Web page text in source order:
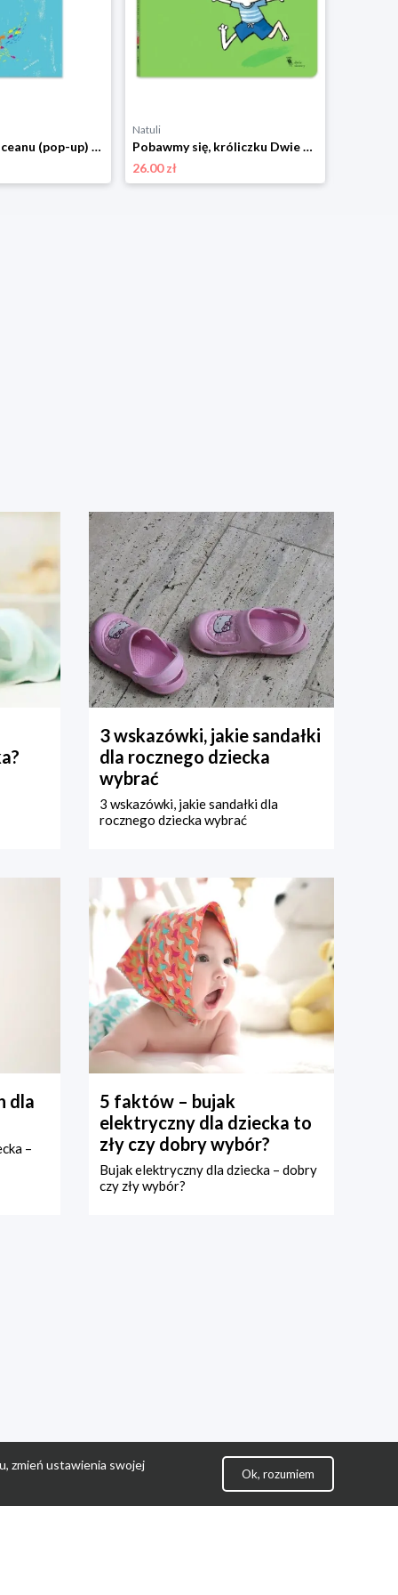
W głębinach oceanu (pop-up) Dwie siostry
Natuli
Pobawmy się, króliczku Dwie siostry
26.00 zł
3 wskazówki, jakie sandałki
dla rocznego dziecka
wybrać
3 wskazówki, jakie sandałki dla
rocznego dziecka wybrać
dla
–
5 faktów – bujak
elektryczny dla dziecka to
zły czy dobry wybór?
Bujak elektryczny dla dziecka – dobry
czy zły wybór?
zmień ustawienia swojej
Ok, rozumiem